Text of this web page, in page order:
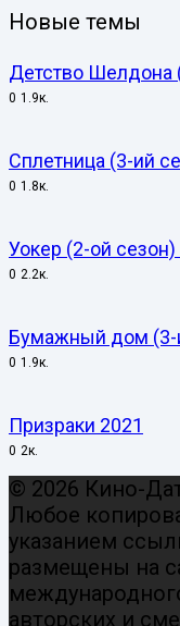
Новые темы
Детство Шелдона
0 1.9к.
Сплетница (3-ий
0 1.8к.
Уокер (2-ой сезон)
0 2.2к.
Бумажный дом (3-
0 1.9к.
Призраки 2021
0 2к.
© 2026 Кино-
Любое
указанием
размещены на
авторских и